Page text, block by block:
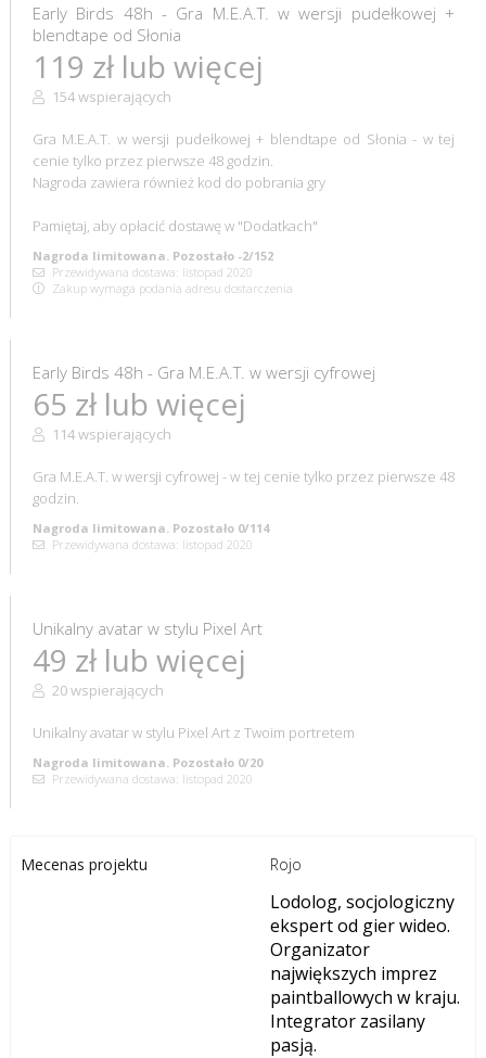
Early Birds 48h - Gra M.E.A.T. w wersji pudełkowej +
blendtape od Słonia
119 zł lub więcej
154 wspierających
Gra M.E.A.T. w wersji pudełkowej + blendtape od Słonia - w tej
cenie tylko przez pierwsze 48 godzin.
Nagroda zawiera również kod do pobrania gry
Pamiętaj, aby opłacić dostawę w "Dodatkach"
Nagroda limitowana. Pozostało -2/152
Przewidywana dostawa: listopad 2020
Zakup wymaga podania adresu dostarczenia
Early Birds 48h - Gra M.E.A.T. w wersji cyfrowej
65 zł lub więcej
114 wspierających
Gra M.E.A.T. w wersji cyfrowej - w tej cenie tylko przez pierwsze 48
godzin.
Nagroda limitowana. Pozostało 0/114
Przewidywana dostawa: listopad 2020
Unikalny avatar w stylu Pixel Art
49 zł lub więcej
20 wspierających
Unikalny avatar w stylu Pixel Art z Twoim portretem
Nagroda limitowana. Pozostało 0/20
Przewidywana dostawa: listopad 2020
Mecenas projektu Rojo
Lodolog, socjologiczny
ekspert od gier wideo.
Organizator
największych imprez
paintballowych w kraju.
Integrator zasilany
pasją.